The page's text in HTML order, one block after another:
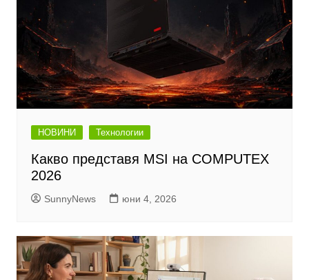
НОВИНИ Технологии
Какво представя MSI на COMPUTEX
2026
SunnyNews юни 4, 2026